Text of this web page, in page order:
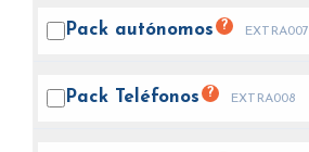
Pack autónomos ? EXTRA007
Pack Teléfonos ? EXTRA008